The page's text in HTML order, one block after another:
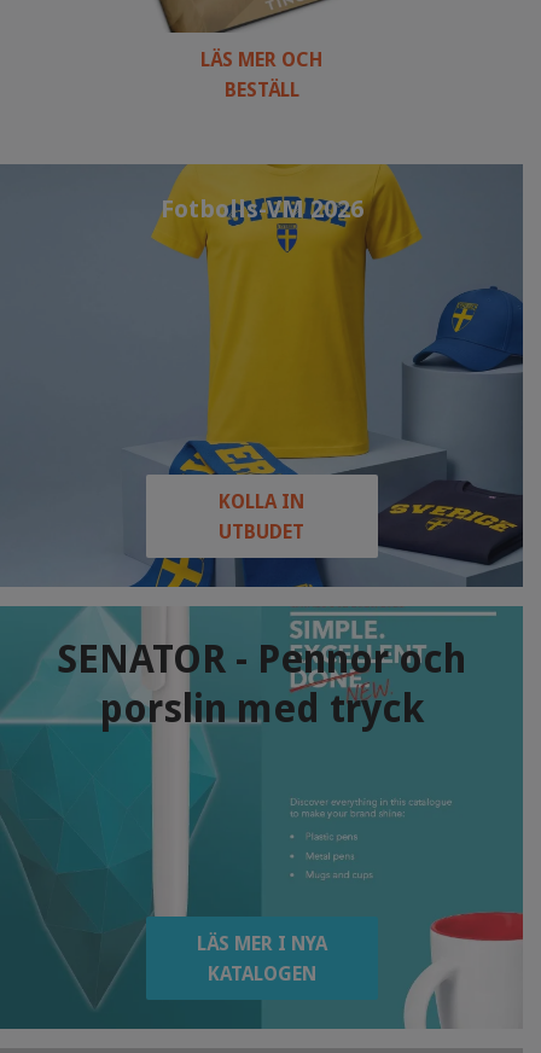
LÄS MER OCH
BESTÄLL
Fotbolls-VM 2026
KOLLA IN
UTBUDET
SENATOR - Pennor och
porslin med tryck
LÄS MER I NYA
KATALOGEN